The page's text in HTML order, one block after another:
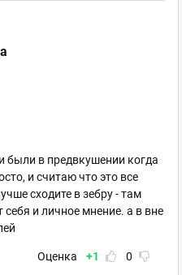
в предвкушении когда
и считаю что это все
сходите в зебру - там
и личное мнение. а в вне
Оценка +1
0